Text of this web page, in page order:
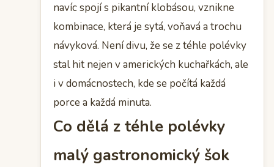
navíc spojí s pikantní klobásou, vznikne
kombinace, která je sytá, voňavá a trochu
návyková. Není divu, že se z téhle polévky
stal hit nejen v amerických kuchařkách, ale
i v domácnostech, kde se počítá každá
porce a každá minuta.
Co dělá z téhle polévky
malý gastronomický šok